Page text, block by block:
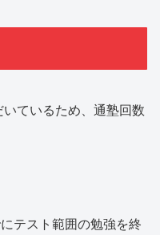
ているため、通塾回数
テスト範囲の勉強を終